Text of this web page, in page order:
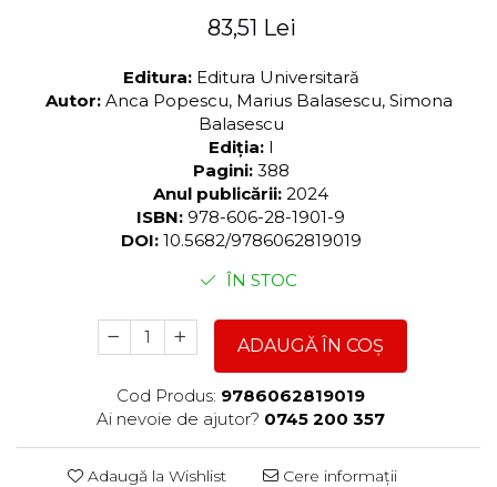
83,51 Lei
Editura: Editura Universitară
Autor: Anca Popescu, Marius Balasescu, Simona
Balasescu
Ediția: I
Pagini: 388
Anul publicării: 2024
ISBN: 978-606-28-1901-9
DOI: 10.5682/9786062819019
ÎN STOC
ADAUGĂ ÎN COȘ
Cod Produs: 9786062819019
Ai nevoie de ajutor? 0745 200 357
Adaugă la Wishlist Cere informații